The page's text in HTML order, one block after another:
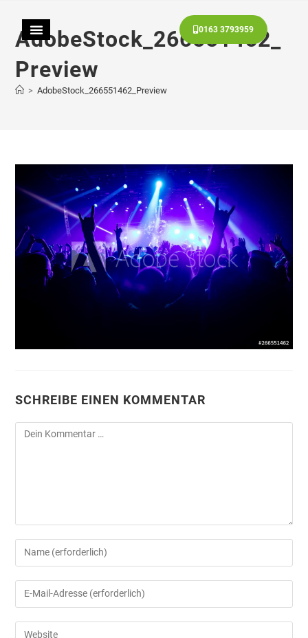
0163 3793959
AdobeStock_266551462_
Preview
> AdobeStock_266551462_Preview
SCHREIBE EINEN KOMMENTAR